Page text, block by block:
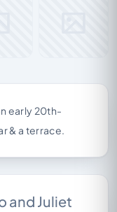
early 20th-
& a terrace.
and Juliet